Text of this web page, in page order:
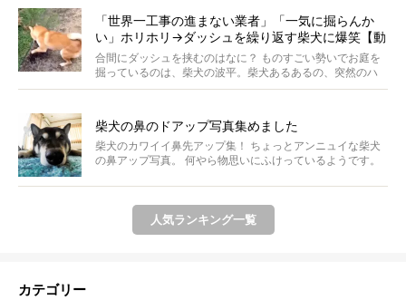
「世界一工事の進まない業者」「一気に掘らんか
い」ホリホリ→ダッシュを繰り返す柴犬に爆笑【動
画】
合間にダッシュを挟むのはなに？ ものすごい勢いでお庭を
掘っているのは、柴犬の波平。柴犬あるあるの、突然のハ
イテ...
柴犬の鼻のドアップ写真集めました
柴犬のカワイイ鼻先アップ集！ ちょっとアンニュイな柴犬
の鼻アップ写真。 何やら物思いにふけっているようです。
人気ランキング一覧
カテゴリー